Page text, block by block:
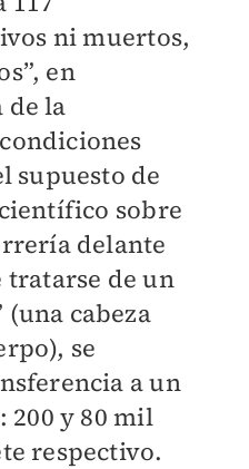
ni muertos,
en
de la
supuesto de
sobre
delante
tratarse de un
(una cabeza
se
a un
y 80 mil
respectivo.